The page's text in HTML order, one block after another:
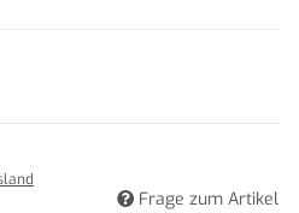
Frage zum Artikel